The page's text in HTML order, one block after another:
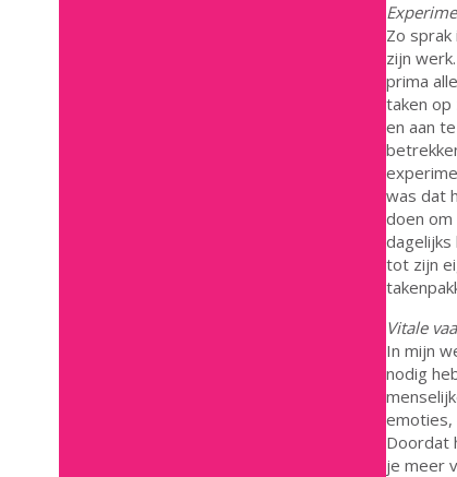
Zo
zijn
prima
taken op
en aan
was dat
doen om
tot zijn
Vitale
In mijn
nodig
emoties,
Doordat
je meer